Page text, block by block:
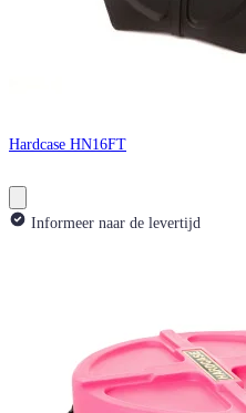
Hardcase HN16FT
Informeer naar de levertijd